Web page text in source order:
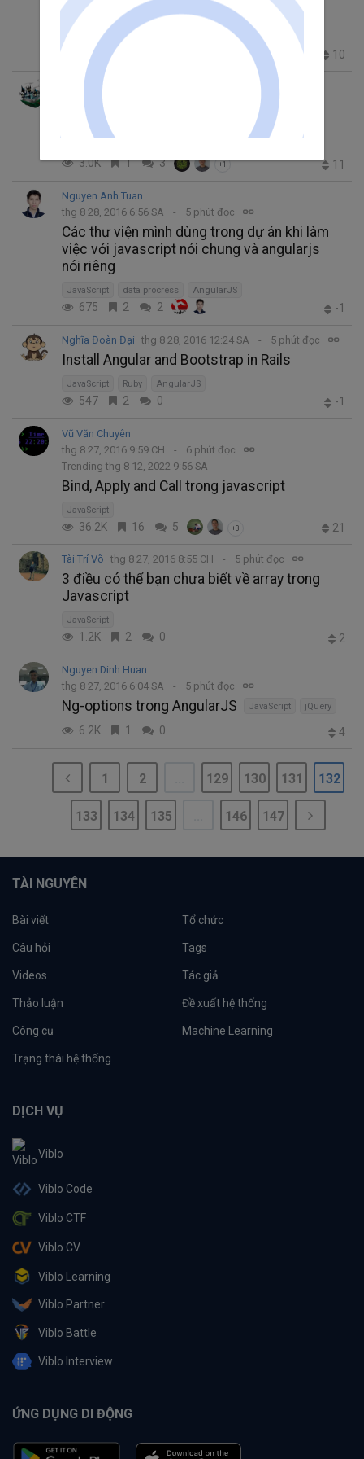
modules.
JavaScript es6
6.0K 10
Nguyen Thanh Tung B
thg 8 28, 2016 3:40 CH
Generator trong Javasccript
3.0K 1 3 +1 11
Nguyen Anh Tuan
thg 8 28, 2016 6:56 SA
5 phút đọc
Các thư viện mình dùng trong dự án khi làm
việc với javascript nói chung và angularjs
nói riêng
JavaScript data procress AngularJS
675 2 2 -1
Nghĩa Đoàn Đại thg 8 28, 2016 12:24 SA 5 phút đọc
Install Angular and Bootstrap in Rails
JavaScript Ruby AngularJS
547 2 0 -1
Vũ Văn Chuyên
thg 8 27, 2016 9:59 CH
6 phút đọc
Trending thg 8 12, 2022 9:56 SA
Bind, Apply and Call trong javascript
JavaScript
36.2K 16 5 +3 21
Tài Trí Võ thg 8 27, 2016 8:55 CH 5 phút đọc
3 điều có thể bạn chưa biết về array trong
Javascript
JavaScript
1.2K 2 0 2
Nguyen Dinh Huan
thg 8 27, 2016 6:04 SA
5 phút đọc
Ng-options trong AngularJS JavaScript jQuery
6.2K 1 0 4
1 2 129 130 131 132
133 134 135 146 147
TÀI NGUYÊN
Bài viết Tổ chức
Câu hỏi Tags
Videos Tác giả
Thảo luận Đề xuất hệ thống
Công cụ Machine Learning
Trạng thái hệ thống
DỊCH VỤ
Viblo
Viblo Code
Viblo CTF
Viblo CV
Viblo Learning
Viblo Partner
Viblo Battle
Viblo Interview
ỨNG DỤNG DI ĐỘNG